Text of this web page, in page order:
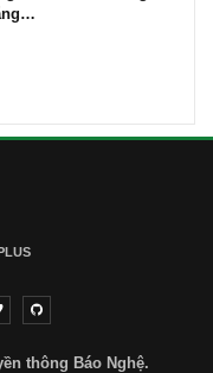
thông Báo Nghệ.